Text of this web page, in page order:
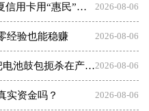
2026-08-06
足“购”精彩，“分”享美好——华夏信用卡用“惠民”点亮夏日消费
2026-08-06
经验也能稳赚
2026-08-06
金天弘电芯级 AI 智能传感器，把电池鼓包扼杀在产气之初
2026-08-06
实资金吗？